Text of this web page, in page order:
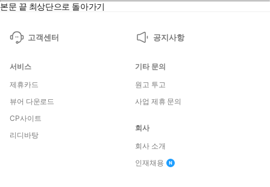
본문 끝 최상단으로 돌아가기
고객센터 공지사항
서비스
제휴카드
뷰어 다운로드
CP사이트
리디바탕
기타 문의
원고 투고
사업 제휴 문의
회사
회사 소개
인재채용